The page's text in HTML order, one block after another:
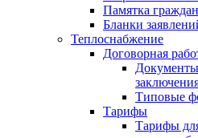
Памятка
Бланки
Теплоснабжение
Договорная
Типовые
Тарифы
Тарифы